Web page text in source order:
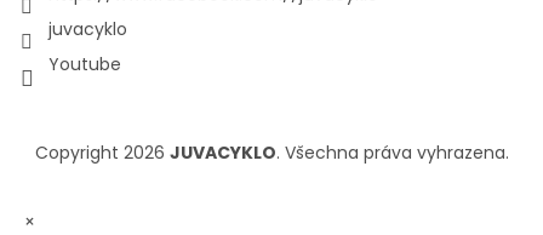
juvacyklo
Youtube
Copyright 2026 JUVACYKLO. Všechna práva vyhrazena.
×